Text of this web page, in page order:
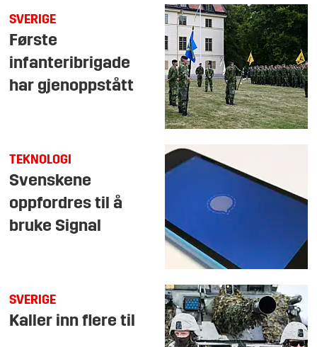
SVERIGE
Første
infanteribrigade
har gjenoppstått
TEKNOLOGI
Svenskene
oppfordres til å
bruke Signal
SVERIGE
Kaller inn flere til